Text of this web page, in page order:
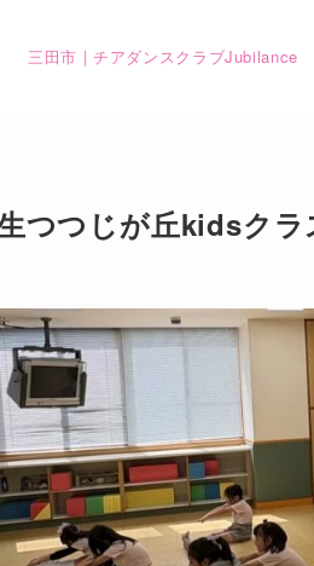
三田市 | チアダンスクラブJubilance
つつじが丘kidsク